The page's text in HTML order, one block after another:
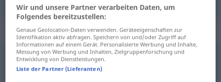
„rasch“: Adverb
rasch [raʃ]adv
Übersicht aller Übersetzungen
Wir und unsere Partner verarbeiten Daten, um
Folgendes bereitzustellen:
Genaue Geolocation-Daten verwenden. Geräteeigenschaften zur
Identifikation aktiv abfragen. Speichern von und/oder Zugriff auf
Informationen auf einem Gerät. Personalisierte Werbung und Inhalte,
Messung von Werbung und Inhalten, Zielgruppenforschung und
Entwicklung von Dienstleistungen.
Liste der Partner (Lieferanten)